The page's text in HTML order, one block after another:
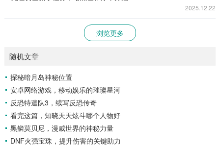
2025.12.22
浏览更多
随机文章
探秘暗月岛神秘位置
安卓网络游戏，移动娱乐的璀璨星河
反恐特遣队3，续写反恐传奇
看完这篇，知晓天天炫斗哪个人物好
黑鳞莫贝尼，漫威世界的神秘力量
DNF火强宝珠，提升伤害的关键助力